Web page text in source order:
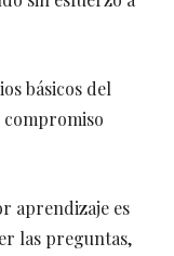
básicos del
compromiso
aprendizaje es
las preguntas,